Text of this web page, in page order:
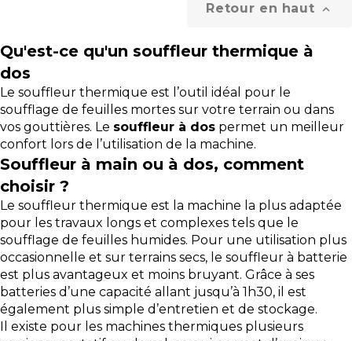
Retour en haut 
Qu'est-ce qu'un souffleur thermique à
dos
Le souffleur thermique est l’outil idéal pour le
soufflage de feuilles mortes sur votre terrain ou dans
vos gouttières. Le souffleur à dos permet un meilleur
confort lors de l’utilisation de la machine.
Souffleur à main ou à dos, comment
choisir ?
Le souffleur thermique est la machine la plus adaptée
pour les travaux longs et complexes tels que le
soufflage de feuilles humides. Pour une utilisation plus
occasionnelle et sur terrains secs, le souffleur à batterie
est plus avantageux et moins bruyant. Grâce à ses
batteries d’une capacité allant jusqu’à 1h30, il est
également plus simple d’entretien et de stockage.
Il existe pour les machines thermiques plusieurs